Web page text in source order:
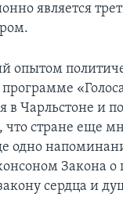
является
в Чарльстоне и
что стране еще
одно
Закона о
сердца и